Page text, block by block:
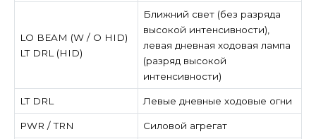
LO BEAM (W / O HID)
LT DRL (HID)
Ближний свет (без разряда
высокой интенсивности),
левая дневная ходовая лампа
(разряд высокой
интенсивности)
LT DRL Левые дневные ходовые огни
PWR / TRN Силовой агрегат